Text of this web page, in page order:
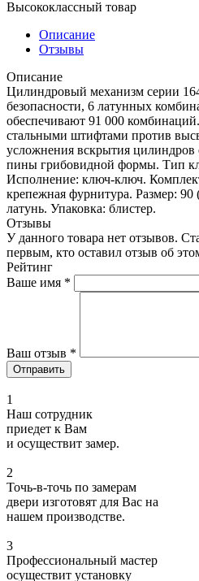
Высококлассный товар
Описание
Отзывы
Описание
Цилиндровый механизм серии
безопасности, 6 латунных
обеспечивают 91 000
стальными штифтами против
усложнения вскрытия
пины грибовидной формы. Тип
Исполнение: ключ-ключ.
крепежная фурнитура. Размер:
латунь. Упаковка: блистер.
Отзывы
У данного товара нет отзывов.
первым, кто оставил отзыв об
Рейтинг
Ваше имя *
Ваш отзыв *
1
Наш сотрудник
приедет к Вам
и осуществит замер.
2
Точь-в-точь по замерам
двери изготовят для Вас на
нашем производстве.
3
Профессиональный мастер
осуществит установку